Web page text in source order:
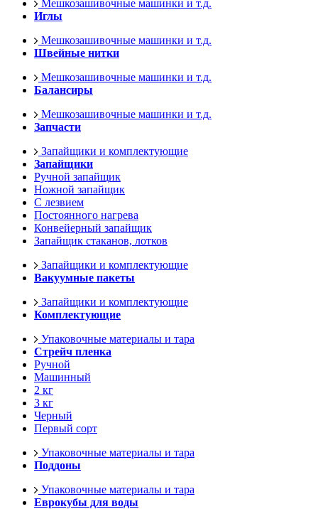
Мешкозашивочные машинки и т.д.
Иглы
Мешкозашивочные машинки и т.д.
Швейные нитки
Мешкозашивочные машинки и т.д.
Балансиры
Мешкозашивочные машинки и т.д.
Запчасти
Запайщики и комплектующие
Запайщики
Ручной запайщик
Ножной запайщик
С лезвием
Постоянного нагрева
Конвейерный запайщик
Запайщик стаканов, лотков
Запайщики и комплектующие
Вакуумные пакеты
Запайщики и комплектующие
Комплектующие
Упаковочные материалы и тара
Стрейч пленка
Ручной
Машинный
2 кг
3 кг
Черный
Первый сорт
Упаковочные материалы и тара
Поддоны
Упаковочные материалы и тара
Еврокубы для воды